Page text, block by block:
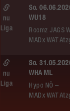
So.
WU18
Roomz JAGS
MADx WAT
nu
Liga
So.
WHA ML
Hypo NÖ –
MADx WAT
nu
Liga